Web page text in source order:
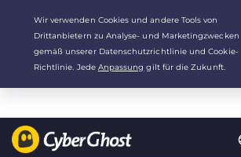
Deine Wahl:Der beste Dealfür
/Monat